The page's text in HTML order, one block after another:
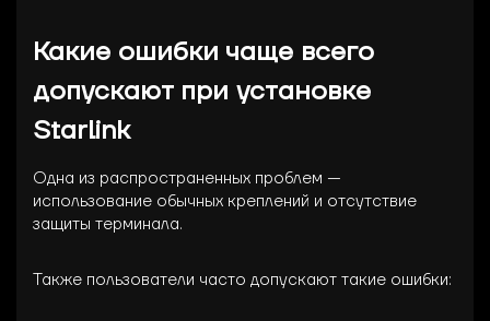
Какие ошибки чаще всего
допускают при установке
Starlink
Одна из распространенных проблем —
использование обычных креплений и отсутствие
защиты терминала.
Также пользователи часто допускают такие ошибки: